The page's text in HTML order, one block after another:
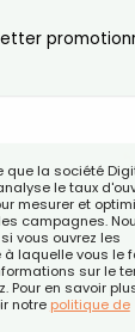
que la société
le taux
mesurer et
campagnes.
vous ouvrez les
à laquelle vous le
sur le
Pour en savoir
notre politique de